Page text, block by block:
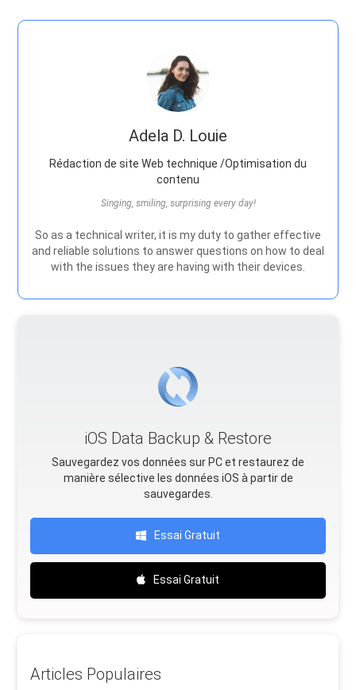
Adela D. Louie
Rédaction de site Web technique /Optimisation du
contenu
Singing, smiling, surprising every day!
So as a technical writer, it is my duty to gather effective
and reliable solutions to answer questions on how to deal
with the issues they are having with their devices.
iOS Data Backup & Restore
Sauvegardez vos données sur PC et restaurez de
manière sélective les données iOS à partir de
sauvegardes.
Essai Gratuit
Essai Gratuit
Articles Populaires